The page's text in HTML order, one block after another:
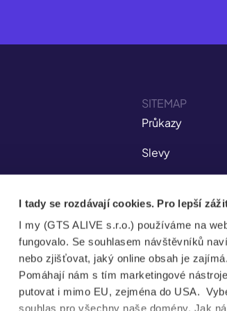
I tady se rozdávají cookies. Pro lepší
I my (GTS ALIVE s.r.o.) používáme na
fungovalo. Se souhlasem návštěvníků
nebo zjišťovat, jaký online obsah je
Pomáhají nám s tím marketingové
putovat i mimo EU, zejména do USA.
souhlas pro všechny naše domény. Jak
SITEMAP
Průkazy
Slevy
Aplikace
Student Jobs
FAQ
Novinky